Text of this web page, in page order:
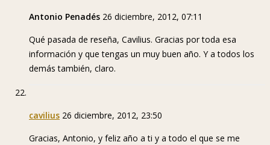
Antonio Penadés 26 diciembre, 2012, 07:11
Qué pasada de reseña, Cavilius. Gracias por toda esa
información y que tengas un muy buen año. Y a todos los
demás también, claro.
cavilius 26 diciembre, 2012, 23:50
Gracias, Antonio, y feliz año a ti y a todo el que se me